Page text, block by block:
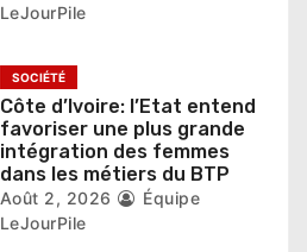
LeJourPile
SOCIÉTÉ
Côte d’Ivoire: l’Etat entend
favoriser une plus grande
intégration des femmes
dans les métiers du BTP
Août 2, 2026
Équipe
LeJourPile